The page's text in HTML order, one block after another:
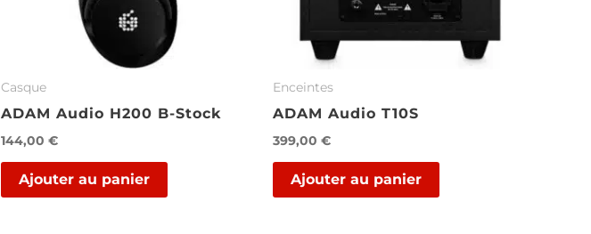
Casque
ADAM Audio H200 B-Stock
144,00 €
Ajouter au panier
Enceintes
ADAM Audio T10S
399,00 €
Ajouter au panier